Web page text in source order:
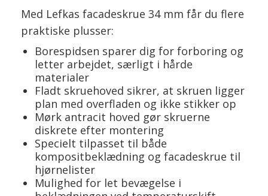
Med Lefkas facadeskrue 34 mm får du flere
praktiske plusser:
Borespidsen sparer dig for forboring og
letter arbejdet, særligt i hårde
materialer
Fladt skruehoved sikrer, at skruen ligger
plan med overfladen og ikke stikker op
Mørk antracit hoved gør skruerne
diskrete efter montering
Specielt tilpasset til både
kompositbeklædning og facadeskrue til
hjørnelister
Mulighed for let bevægelse i